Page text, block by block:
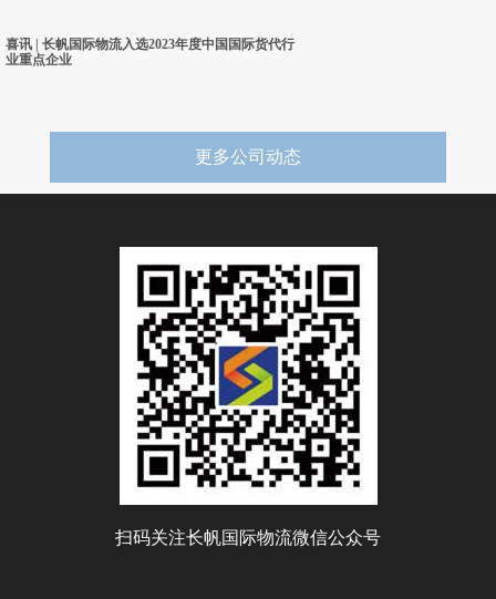
喜讯 | 长帆国际物流入选2023年度中国国际货代行
业重点企业
更多公司动态
扫码关注长帆国际物流微信公众号